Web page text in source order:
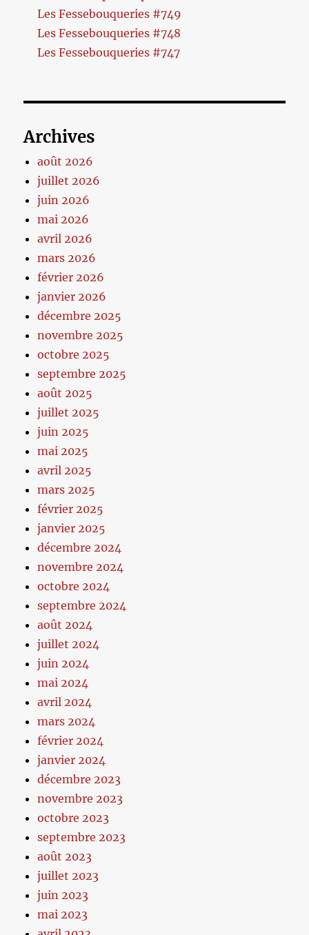
Les Fessebouqueries #749
Les Fessebouqueries #748
Les Fessebouqueries #747
Archives
août 2026
juillet 2026
juin 2026
mai 2026
avril 2026
mars 2026
février 2026
janvier 2026
décembre 2025
novembre 2025
octobre 2025
septembre 2025
août 2025
juillet 2025
juin 2025
mai 2025
avril 2025
mars 2025
février 2025
janvier 2025
décembre 2024
novembre 2024
octobre 2024
septembre 2024
août 2024
juillet 2024
juin 2024
mai 2024
avril 2024
mars 2024
février 2024
janvier 2024
décembre 2023
novembre 2023
octobre 2023
septembre 2023
août 2023
juillet 2023
juin 2023
mai 2023